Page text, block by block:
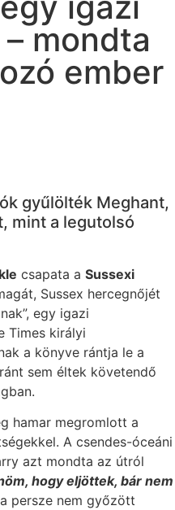
mondta
ember
gyűlölték Meghant,
mint a legutolsó
csapata a Sussexi
Sussex hercegnőjét
egy igazi
Times királyi
a könyve rántja le a
sem éltek követendő
hamar megromlott a
A csendes-óceáni
azt mondta az útról
hogy eljöttek, bár nem
persze nem győzött